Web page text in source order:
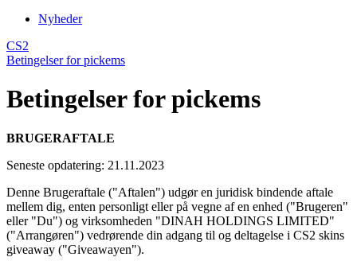
Nyheder
CS2
Betingelser for pickems
Betingelser for pickems
BRUGERAFTALE
Seneste opdatering: 21.11.2023
Denne Brugeraftale ("Aftalen") udgør en juridisk bindende aftale
mellem dig, enten personligt eller på vegne af en enhed ("Brugeren"
eller "Du") og virksomheden "DINAH HOLDINGS LIMITED"
("Arrangøren") vedrørende din adgang til og deltagelse i CS2 skins
giveaway ("Giveawayen").